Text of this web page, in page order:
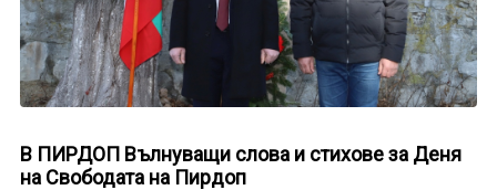
В ПИРДОП Вълнуващи слова и стихове за Деня
на Свободата на Пирдоп